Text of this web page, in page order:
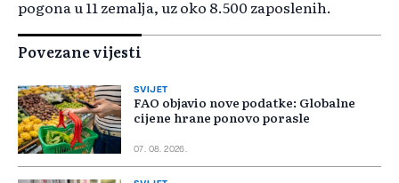
pogona u 11 zemalja, uz oko 8.500 zaposlenih.
Povezane vijesti
SVIJET
FAO objavio nove podatke: Globalne
cijene hrane ponovo porasle
07. 08. 2026.